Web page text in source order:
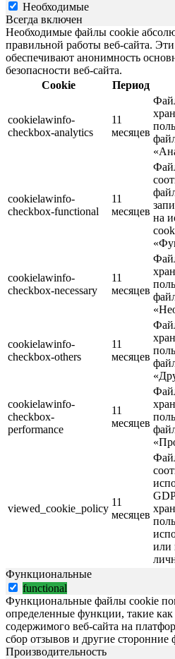
Необходимые
Всегда включен
Необходимые файлы cookie
правильной работы веб-сайта.
обеспечивают анонимность
безопасности веб-сайта.
Cookie
Период
cookielawinfo-
checkbox-analytics
11
месяцев
cookielawinfo-
checkbox-functional
11
месяцев
на
cookielawinfo-
checkbox-necessary
11
месяцев
cookielawinfo-
checkbox-others
11
месяцев
cookielawinfo-
checkbox-
performance
11
месяцев
viewed_cookie_policy
11
месяцев
или
Функциональные
functional
Функциональные файлы cookie
определенные функции, такие как
содержимого веб-сайта на
сбор отзывов и другие сторонние
Производительность